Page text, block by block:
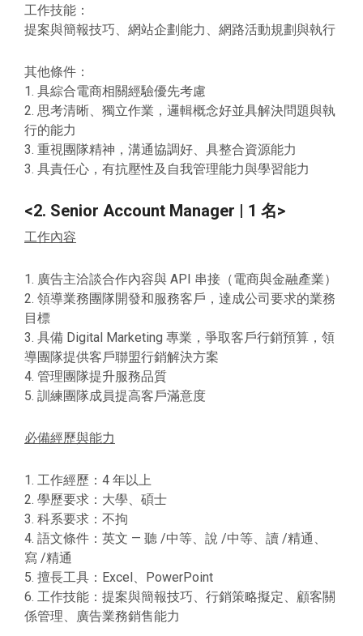
工作技能：
提案與簡報技巧、網站企劃能力、網路活動規劃與執行
其他條件：
1. 具綜合電商相關經驗優先考慮
2. 思考清晰、獨立作業，邏輯概念好並具解決問題與執
行的能力
3. 重視團隊精神，溝通協調好、具整合資源能力
3. 具責任心，有抗壓性及自我管理能力與學習能力
<2. Senior Account Manager | 1 名>
工作內容
1. 廣告主洽談合作內容與 API 串接（電商與金融產業）
2. 領導業務團隊開發和服務客戶，達成公司要求的業務
目標
3. 具備 Digital Marketing 專業，爭取客戶行銷預算，領
導團隊提供客戶聯盟行銷解決方案
4. 管理團隊提升服務品質
5. 訓練團隊成員提高客戶滿意度
必備經歷與能力
1. 工作經歷：4 年以上
2. 學歷要求：大學、碩士
3. 科系要求：不拘
4. 語文條件：英文 — 聽 /中等、說 /中等、讀 /精通、
寫 /精通
5. 擅長工具：Excel、PowerPoint
6. 工作技能：提案與簡報技巧、行銷策略擬定、顧客關
係管理、廣告業務銷售能力